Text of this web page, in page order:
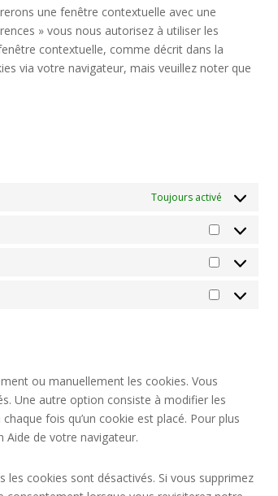
une fenêtre contextuelle avec une
» vous nous autorisez à utiliser les
contextuelle, comme décrit dans la
via votre navigateur, mais veuillez noter que
Toujours activé
Préférences
Statistiques
Marketing
ou manuellement les cookies. Vous
Une autre option consiste à modifier les
fois qu’un cookie est placé. Pour plus
Aide de votre navigateur.
cookies sont désactivés. Si vous supprimez